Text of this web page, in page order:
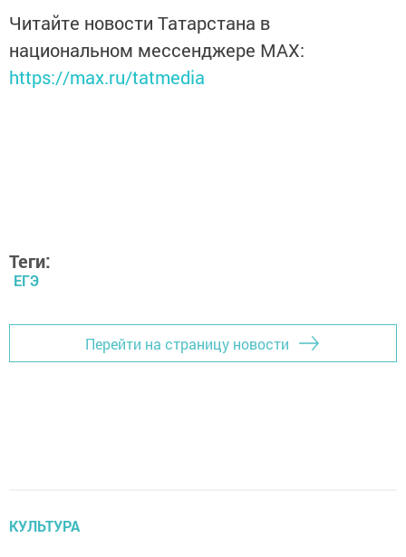
Читайте новости Татарстана в
национальном мессенджере MАХ:
https://max.ru/tatmedia
Теги:
ЕГЭ
Перейти на страницу новости
КУЛЬТУРА